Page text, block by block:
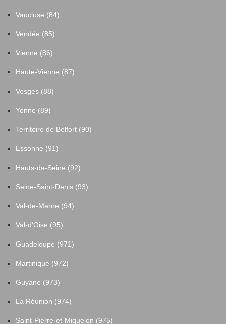
Vaucluse (84)
Vendée (85)
Vienne (86)
Haute-Vienne (87)
Vosges (88)
Yonne (89)
Territoire de Belfort (90)
Essonne (91)
Hauts-de-Seine (92)
Seine-Saint-Denis (93)
Val-de-Marne (94)
Val-d'Oise (95)
Guadeloupe (971)
Martinique (972)
Guyane (973)
La Réunion (974)
Saint-Pierre-et-Miquelon (975)